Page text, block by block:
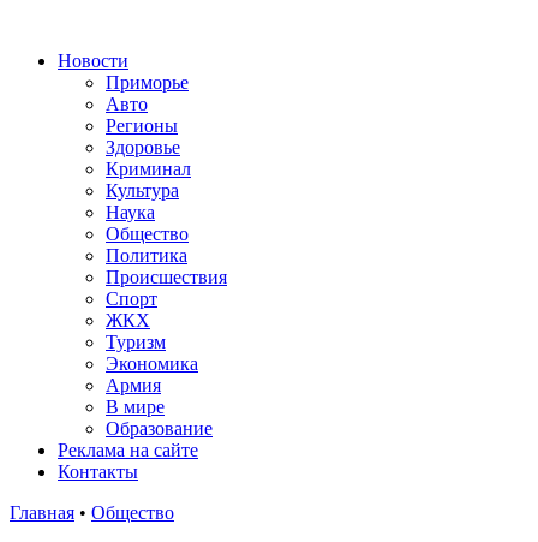
Новости
Приморье
Авто
Регионы
Здоровье
Криминал
Культура
Наука
Общество
Политика
Происшествия
Спорт
ЖКХ
Туризм
Экономика
Армия
В мире
Образование
Реклама на сайте
Контакты
Главная • Общество